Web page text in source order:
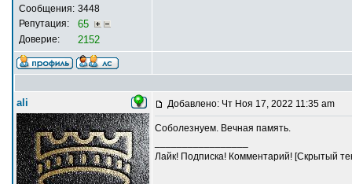
Сообщения: 3448
Репутация:
65
Доверие: 2152
ali Добавлено: Чт Ноя 17, 2022 11:35 am
Соболезнуем. Вечная память.
Лайк! Подписка! Комментарий! [Скрытый